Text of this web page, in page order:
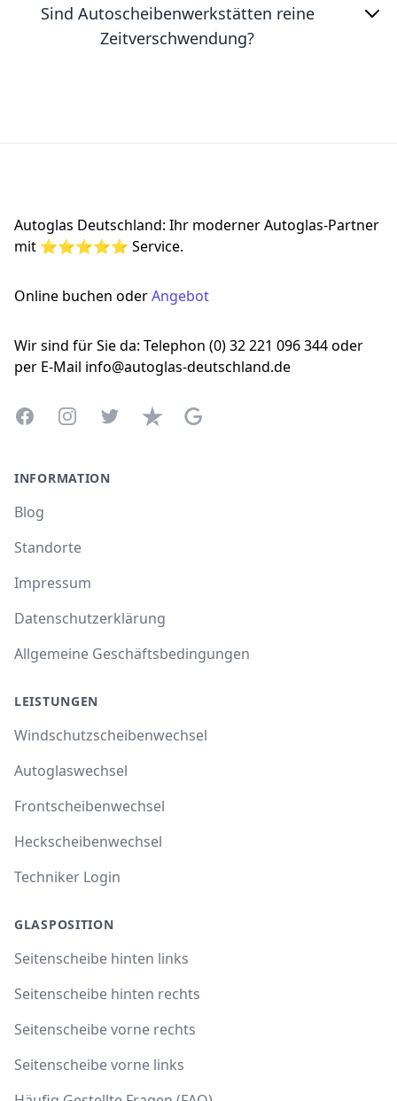
Sind Autoscheibenwerkstätten reine
Zeitverschwendung?
Autoglas Deutschland: Ihr moderner Autoglas-Partner
mit ⭐⭐⭐⭐⭐ Service.
Online buchen oderAngebot
Wir sind für Sie da: Telephon (0) 32 221 096 344 oder
per E-Mail info@autoglas-deutschland.de
FacebookInstagramTwitterTrustpilotGoogle Business Profile
INFORMATION
Blog
Standorte
Impressum
Datenschutzerklärung
Allgemeine Geschäftsbedingungen
LEISTUNGEN
Windschutzscheibenwechsel
Autoglaswechsel
Frontscheibenwechsel
Heckscheibenwechsel
Techniker Login
GLASPOSITION
Seitenscheibe hinten links
Seitenscheibe hinten rechts
Seitenscheibe vorne rechts
Seitenscheibe vorne links